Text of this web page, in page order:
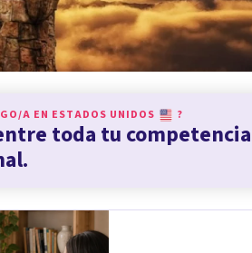
A EN ESTADOS UNIDOS ?
toda tu competencia